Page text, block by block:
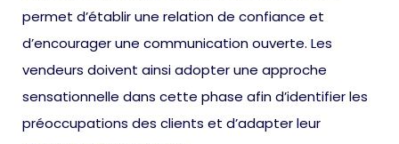
permet d’établir une relation de confiance et
d’encourager une communication ouverte. Les
vendeurs doivent ainsi adopter une approche
sensationnelle dans cette phase afin d’identifier les
préoccupations des clients et d’adapter leur